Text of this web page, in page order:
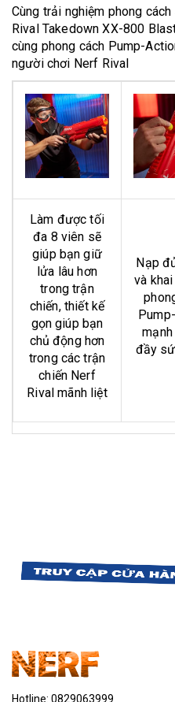
Cùng trải nghiệm phong
Rival Takedown XX-800
cùng phong cách Pump-
người chơi Nerf Rival
Làm được tối
đa 8 viên sẽ
giúp bạn giữ
lửa lâu hơn
trong trận
chiến, thiết kế
gọn giúp bạn
chủ động hơn
trong các trận
chiến Nerf
Rival mãnh liệt
Nạp
và
đầy
Hotline: 0829063999